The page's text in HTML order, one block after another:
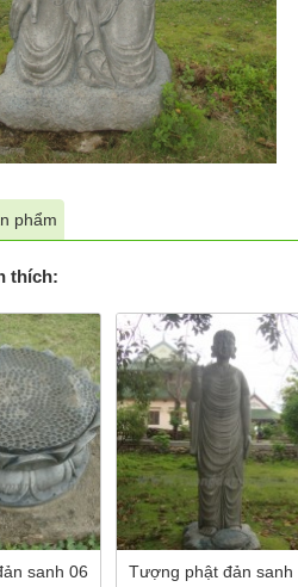
phẩm
thích:
sanh 06 Tượng phật đản sanh